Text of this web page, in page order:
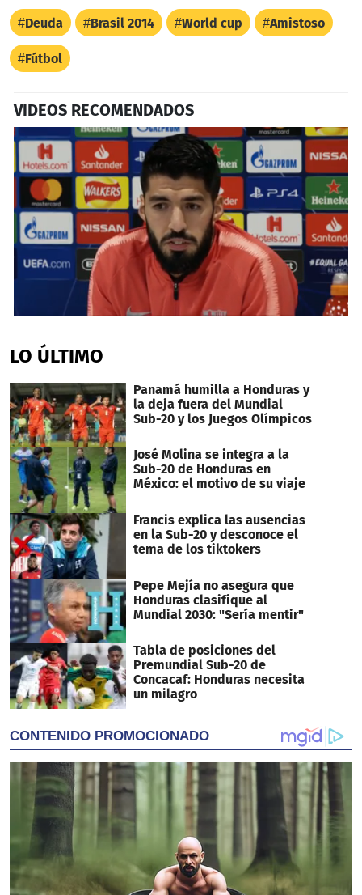
Deuda Brasil 2014 World cup Amistoso
Fútbol
VIDEOS RECOMENDADOS
of
1
15
seconds
LO ÚLTIMO
Panamá humilla a Honduras y
la deja fuera del Mundial
Sub-20 y los Juegos Olímpicos
José Molina se integra a la
Sub-20 de Honduras en
México: el motivo de su viaje
Francis explica las ausencias
en la Sub-20 y desconoce el
tema de los tiktokers
Pepe Mejía no asegura que
Honduras clasifique al
Mundial 2030: "Sería mentir"
Tabla de posiciones del
Premundial Sub-20 de
Concacaf: Honduras necesita
un milagro